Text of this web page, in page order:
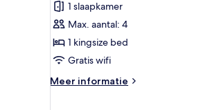
stad
kamer,
1
kingsize
bed
1 slaapkamer
Max. aantal: 4
1 kingsize bed
Gratis wifi
Meer informatie
Meer